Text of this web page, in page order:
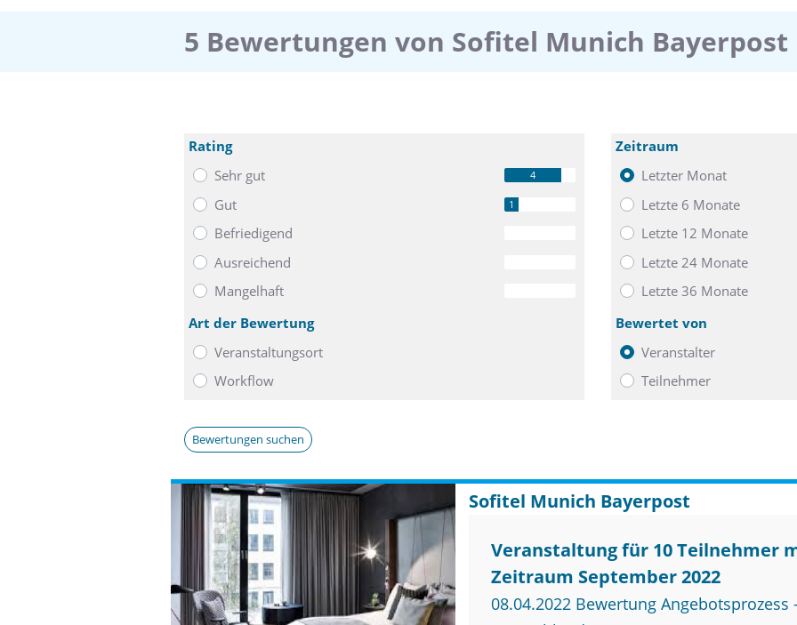
5 Bewertungen von Sofitel Munich Bayerpost
Rating
Sehr gut
4
Gut 1
Befriedigend
Ausreichend
Mangelhaft
Zeitraum
Letzter Monat
Letzte 6 Monate
Letzte 12 Monate
Letzte 24 Monate
Letzte 36 Monate
Art der Bewertung
Veranstaltungsort
Workflow
Bewertet von
Veranstalter
Teilnehmer
Bewertungen suchen
Sofitel Munich Bayerpost
Veranstaltung für 10 Teilnehmer
Zeitraum September 2022
08.04.2022 Bewertung Angebotsprozess